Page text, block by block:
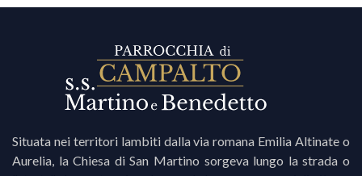
Situata nei territori lambiti dalla via romana Emilia Altinate o
Aurelia, la Chiesa di San Martino sorgeva lungo la strada o